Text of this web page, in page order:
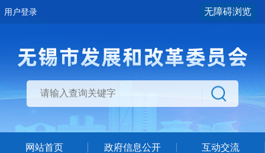
用户登录 无障碍浏览
网站首页 政府信息公开
互动交流